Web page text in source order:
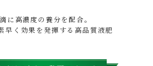
に高濃度の養分を配合。
早く効果を発揮する高品質液肥